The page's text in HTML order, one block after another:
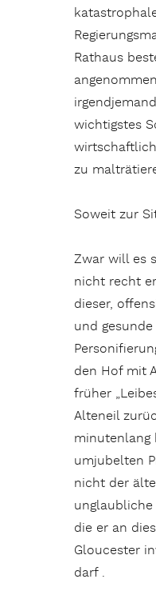
Rathaus
wichtigstes
zu
Soweit zur
Zwar will es
nicht recht
dieser,
und
den Hof mit
früher
Alteneil
minutenlang
umjubelten
nicht der
unglaubliche
die er an
Gloucester
darf .